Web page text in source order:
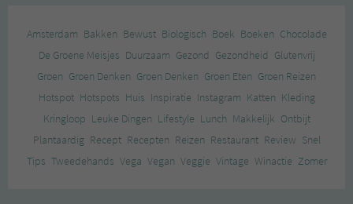
Amsterdam Bakken Bewust Biologisch Boek Boeken Chocolade
De Groene Meisjes Duurzaam Gezond Gezondheid Glutenvrij
Groen Groen Denken Groen Denken Groen Eten Groen Reizen
Hotspot Hotspots Huis Inspiratie Instagram Katten Kleding
Kringloop Leuke Dingen Lifestyle Lunch Makkelijk Ontbijt
Plantaardig Recept Recepten Reizen Restaurant Review Snel
Tips Tweedehands Vega Vegan Veggie Vintage Winactie Zomer